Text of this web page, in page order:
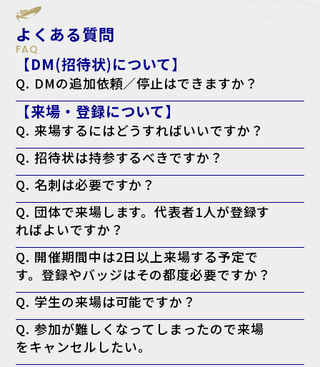
よくある質問
FAQ
【DM(招待状)について】
Q. DMの追加依頼／停止はできますか？
追加依頼の方はこちら
停止の方こちら
【来場・登録について】
Q. 来場するにはどうすればいいですか？
ッジ（入場証）」を印刷してお持ちください。当日会場でも印刷可能で
すが、混雑回避のため事前の印刷を推奨しております。なお、名刺の提
出は不要です。
Q. 招待状は持参するべきですか？
※特にVIP招待状がお手元に届いてる方で、印刷したバッジに「VIP」
と表示されない場合、バッジに加えてお手元の「VIP招待状」を当日会
場受付までお持ちください。
Q. 名刺は必要ですか？
場可能です。
Q. 団体で来場します。代表者1人が登録す
ればよいですか？
いたします。
Q. 開催期間中は2日以上来場する予定で
す。登録やバッジはその都度必要ですか？
て何度でもご入場いただけます。
Q. 学生の来場は可能ですか？
中の方や、業界への就職をご検討中の学生の方はご来場いただけます。
Q. 参加が難しくなってしまったので来場
をキャンセルしたい。